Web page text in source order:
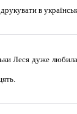
в
Леся дуже